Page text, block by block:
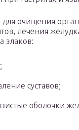
для очищения
лечения
злаков:
суставов;
оболочки